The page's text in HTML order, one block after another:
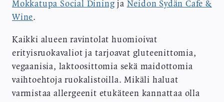
Mokkatupa Social Dining ja Neidon Sydän Cafe &
Wine.
Kaikki alueen ravintolat huomioivat
erityisruokavaliot ja tarjoavat gluteenittomia,
vegaanisia, laktoosittomia sekä maidottomia
vaihtoehtoja ruokalistoilla. Mikäli haluat
varmistaa allergeenit etukäteen kannattaa olla